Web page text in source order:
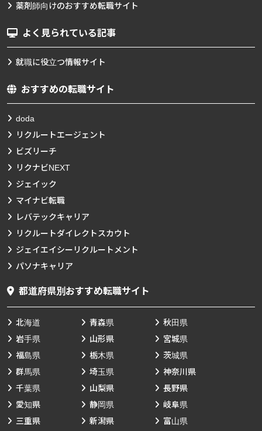
薬剤師向けのおすすめ転職サイト
よく見られている記事
就職に役立つ情報サイト
おすすめの転職サイト
doda
リクルートエージェント
ビズリーチ
リクナビNEXT
ジェイック
マイナビ転職
レバテックキャリア
リクルートダイレクトスカウト
ジェイエイシーリクルートメント
パソナキャリア
都道府県別おすすめ転職サイト
北海道 青森県
秋田県
岩手県
山形県
宮城県
福島県
栃木県
茨城県
群馬県
埼玉県
神奈川県
千葉県
山梨県
長野県
愛知県
静岡県
岐阜県
三重県
新潟県
富山県